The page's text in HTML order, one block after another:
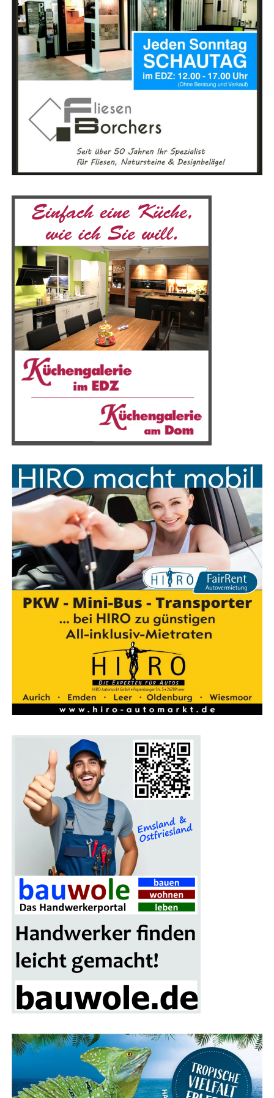
schnit­te mit sich brin­gen wird. Wir wer­den die­sen sicher
nicht leich­ten Weg nun gemein­sam gehen.“
Mit die­sen Wor­ten wur­de deut­lich, dass die Zukunft der
MEYER Werft und des Stand­orts Papen­burg sowohl
Chan­cen als auch Her­aus­for­de­run­gen bie­tet. Die neue
Part­ner­schaft zwi­schen Bund, Land und der Werft setzt
ein star­kes Signal für eine posi­ti­ve Ent­wick­lung und
lang­fris­ti­ge Stabilität.
Wir sind Bikelea­sing-Part­ner­händ­ler:
Dein Weg zum Traum-Dienstrad
Güns­tig lea­sen. Bes­ser ankom­men.Mit dem Bikelea­
ches und gesund­heits­för­dern­des Fort­be­we­gungs­mit­tel,
son­dern auch einen finan­zi­el­len Vor­teil. Seit 2015
unter­stützt der Bikelea­sing-Ser­vice Arbeit­neh­mer,
Selbst­stän­di­ge und Frei­be­ruf­ler dabei, ihr Traum­rad zu
attrak­ti­ven Kon­di­tio­nen zu lea­sen. Mit über­durch­
schnitt­li­chem Ser­vice, umfas­sen­der Absi­che­rung und
einer star­ken Part­ner­schaft mit dem Fahr­rad­fach­han­del
setzt der Ser­vice Maßstäbe.
Dei­ne Vor­tei­le beim Bikeleasing-Service
Bis zu 40% spa­ren:Durch Gehalts­um­wand­lung und
Steu­er­vor­tei­le kannst Du bei der Anschaf­fung Dei­
nes Dienst­rads im Ver­gleich zum Direkt­kauf
ordent­lich sparen.
Pri­va­te Nut­zung erlaubt:Dein Dienst­rad darf
nicht nur den Arbeits­weg, son­dern auch Frei­zeit-
und Urlaubs­fahr­ten meistern.
Fahr­rad nach Wahl:Ob E‑Bike, Las­ten­rad oder
Dienst­rad wird.
Ein­fach online:Behal­te alle Pro­zes­se rund um
Dein Dienst­rad jeder­zeit bequem online im Blick
über das Bikeleasing-Portal.